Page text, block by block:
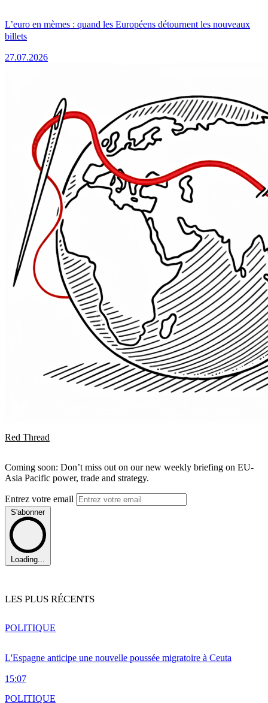
L’euro en mèmes : quand les Européens détournent les nouveaux
billets
27.07.2026
Red Thread
Coming soon: Don’t miss out on our new weekly briefing on EU-
Asia Pacific power, trade and strategy.
Entrez votre email
S'abonner
Loading...
LES PLUS RÉCENTS
L'Espagne anticipe une nouvelle poussée migratoire à Ceuta
15:07
POLITIQUE
POLITIQUE